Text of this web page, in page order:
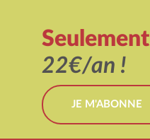
Seulement
22€/an !
JE M'ABONNE